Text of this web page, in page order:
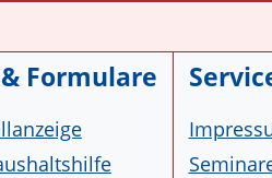
Formulare